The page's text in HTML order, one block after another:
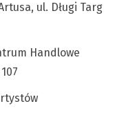
ul. Długi Targ
Handlowe